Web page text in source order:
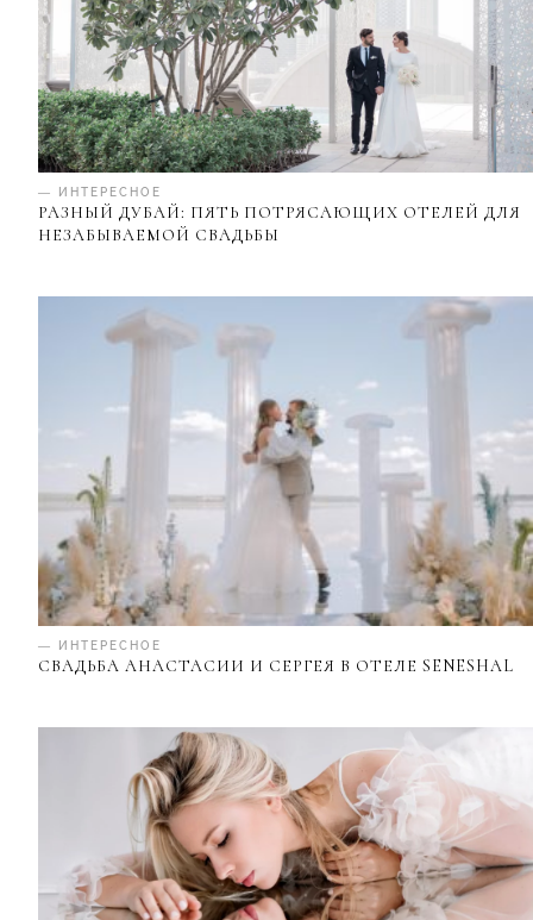
— ИНТЕРЕСНОЕ
РАЗНЫЙ ДУБАЙ: ПЯТЬ ПОТРЯСАЮЩИХ ОТЕЛЕЙ ДЛЯ
НЕЗАБЫВАЕМОЙ СВАДЬБЫ
— ИНТЕРЕСНОЕ
СВАДЬБА АНАСТАСИИ И СЕРГЕЯ В ОТЕЛЕ SENESHAL